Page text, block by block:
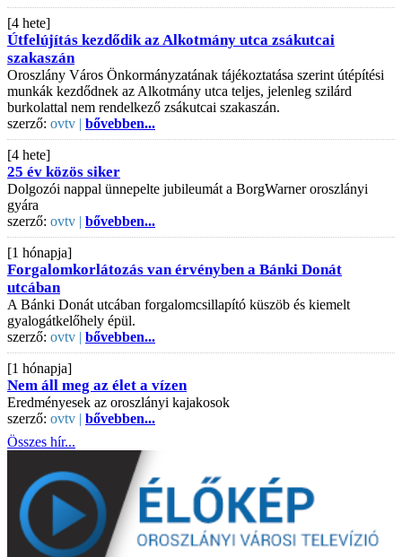
[4 hete]
Útfelújítás kezdődik az Alkotmány utca zsákutcai
szakaszán
Oroszlány Város Önkormányzatának tájékoztatása szerint útépítési
munkák kezdődnek az Alkotmány utca teljes, jelenleg szilárd
burkolattal nem rendelkező zsákutcai szakaszán.
szerző: ovtv | bővebben...
[4 hete]
25 év közös siker
Dolgozói nappal ünnepelte jubileumát a BorgWarner oroszlányi
gyára
szerző: ovtv | bővebben...
[1 hónapja]
Forgalomkorlátozás van érvényben a Bánki Donát
utcában
A Bánki Donát utcában forgalomcsillapító küszöb és kiemelt
gyalogátkelőhely épül.
szerző: ovtv | bővebben...
[1 hónapja]
Nem áll meg az élet a vízen
Eredményesek az oroszlányi kajakosok
szerző: ovtv | bővebben...
Összes hír...